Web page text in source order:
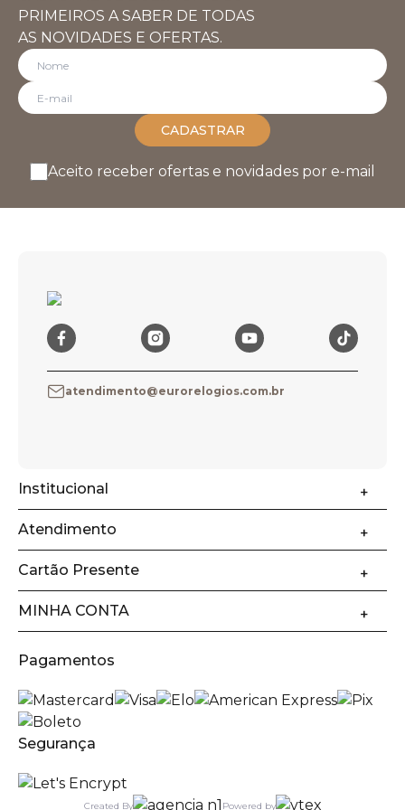
PRIMEIROS A SABER DE TODAS
AS NOVIDADES E OFERTAS.
CADASTRAR
Aceito receber ofertas e novidades por e-mail
atendimento@eurorelogios.com.br
Institucional
Atendimento
Cartão Presente
MINHA CONTA
Pagamentos
Segurança
Created By Powered by